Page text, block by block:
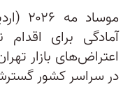
آمادگی برای
در سراسر کشور گسترش